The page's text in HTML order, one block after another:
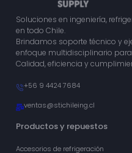
Soluciones en ingeniería,
en todo Chile.
Brindamos soporte técnico y
enfoque multidisciplinario
Calidad, eficiencia y
+56 9 4424 7684
ventas@stichileing.cl
Productos y repuestos
Accesorios de refrigeración